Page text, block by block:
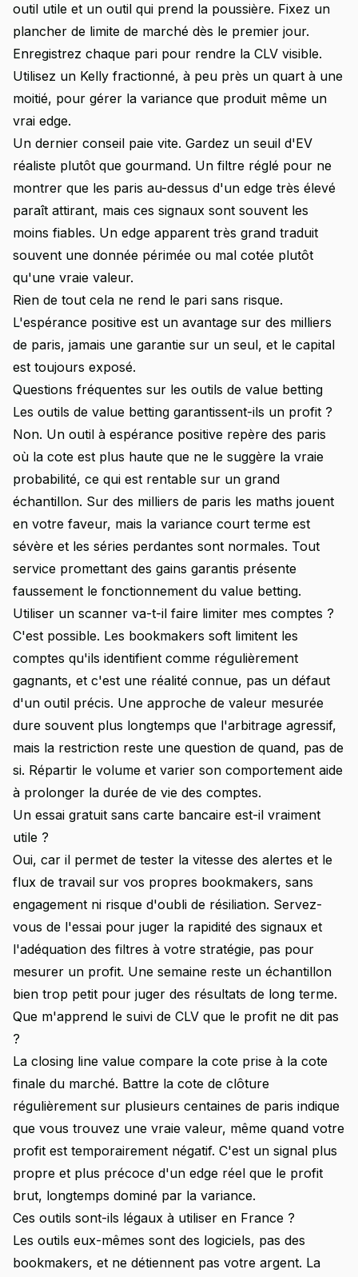
outil utile et un outil qui prend la poussière. Fixez un
plancher de limite de marché dès le premier jour.
Enregistrez chaque pari pour rendre la CLV visible.
Utilisez un Kelly fractionné, à peu près un quart à une
moitié, pour gérer la variance que produit même un
vrai edge.
Un dernier conseil paie vite. Gardez un seuil d'EV
réaliste plutôt que gourmand. Un filtre réglé pour ne
montrer que les paris au-dessus d'un edge très élevé
paraît attirant, mais ces signaux sont souvent les
moins fiables. Un edge apparent très grand traduit
souvent une donnée périmée ou mal cotée plutôt
qu'une vraie valeur.
Rien de tout cela ne rend le pari sans risque.
L'espérance positive est un avantage sur des milliers
de paris, jamais une garantie sur un seul, et le capital
est toujours exposé.
Questions fréquentes sur les outils de value betting
Les outils de value betting garantissent-ils un profit ?
Non. Un outil à espérance positive repère des paris
où la cote est plus haute que ne le suggère la vraie
probabilité, ce qui est rentable sur un grand
échantillon. Sur des milliers de paris les maths jouent
en votre faveur, mais la variance court terme est
sévère et les séries perdantes sont normales. Tout
service promettant des gains garantis présente
faussement le fonctionnement du value betting.
Utiliser un scanner va-t-il faire limiter mes comptes ?
C'est possible. Les bookmakers soft limitent les
comptes qu'ils identifient comme régulièrement
gagnants, et c'est une réalité connue, pas un défaut
d'un outil précis. Une approche de valeur mesurée
dure souvent plus longtemps que l'arbitrage agressif,
mais la restriction reste une question de quand, pas de
si. Répartir le volume et varier son comportement aide
à prolonger la durée de vie des comptes.
Un essai gratuit sans carte bancaire est-il vraiment
utile ?
Oui, car il permet de tester la vitesse des alertes et le
flux de travail sur vos propres bookmakers, sans
engagement ni risque d'oubli de résiliation. Servez-
vous de l'essai pour juger la rapidité des signaux et
l'adéquation des filtres à votre stratégie, pas pour
mesurer un profit. Une semaine reste un échantillon
bien trop petit pour juger des résultats de long terme.
Que m'apprend le suivi de CLV que le profit ne dit pas
?
La closing line value compare la cote prise à la cote
finale du marché. Battre la cote de clôture
régulièrement sur plusieurs centaines de paris indique
que vous trouvez une vraie valeur, même quand votre
profit est temporairement négatif. C'est un signal plus
propre et plus précoce d'un edge réel que le profit
brut, longtemps dominé par la variance.
Ces outils sont-ils légaux à utiliser en France ?
Les outils eux-mêmes sont des logiciels, pas des
bookmakers, et ne détiennent pas votre argent. La